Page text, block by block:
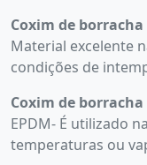
Coxim de borracha
Material excelente
condições de
Coxim de borracha
EPDM- É utilizado
temperaturas ou